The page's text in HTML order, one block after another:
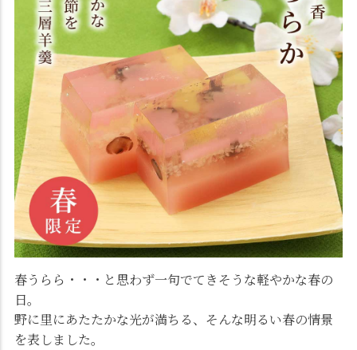
春うらら・・・と思わず一句でてきそうな軽やかな春の
日。
野に里にあたたかな光が満ちる、そんな明るい春の情景
を表しました。